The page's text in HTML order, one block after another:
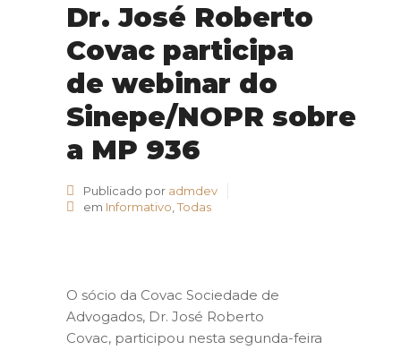
Dr. José Roberto
Covac participa
de webinar do
Sinepe/NOPR sobre
a MP 936
Publicado por admdev
em Informativo,Todas
O sócio da Covac Sociedade de
Advogados, Dr. José Roberto
Covac, participou nesta segunda-feira